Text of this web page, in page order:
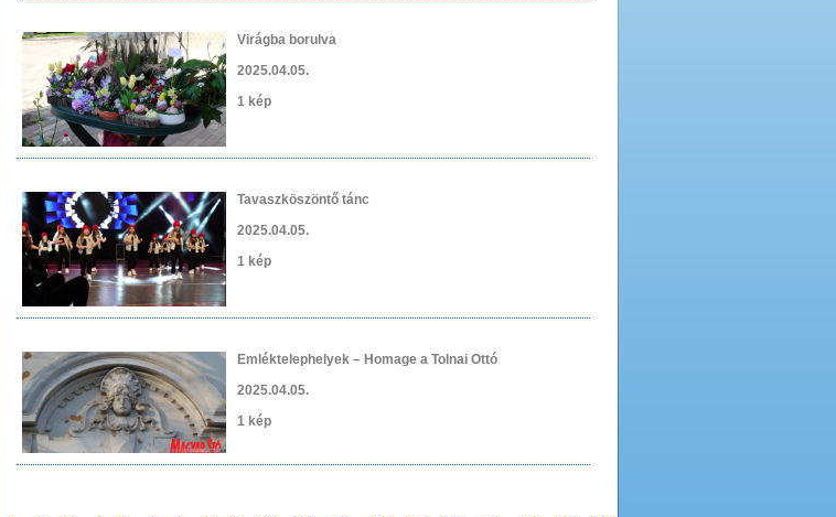
Virágba borulva
2025.04.05.
1 kép
Tavaszköszöntő tánc
2025.04.05.
1 kép
Emléktelephelyek – Homage a Tolnai Ottó
2025.04.05.
1 kép